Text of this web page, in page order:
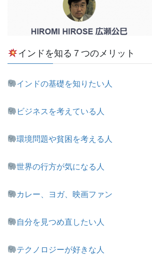
インドを知る７つのメリット
インドの基礎を知りたい人
ビジネスを考えている人
環境問題や貧困を考える人
世界の行方が気になる人
カレー、ヨガ、映画ファン
自分を見つめ直したい人
テクノロジーが好きな人